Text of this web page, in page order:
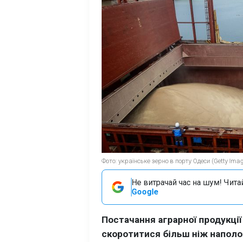
Фото: українське зерно в порту Одеси (Getty
Не витрачай час на шум!
Google
Постачання аграрної
скоротитися більш ніж